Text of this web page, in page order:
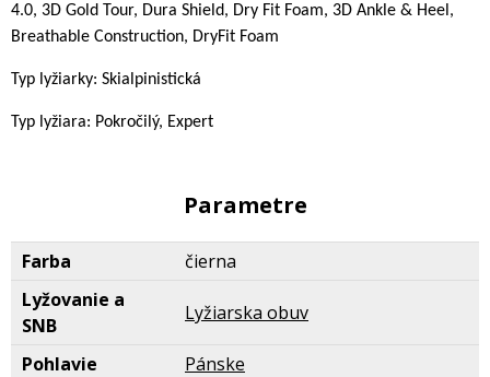
4.0, 3D Gold Tour, Dura Shield, Dry Fit Foam, 3D Ankle & Heel,
Breathable Construction, DryFit Foam
Typ lyžiarky: Skialpinistická
Typ lyžiara: Pokročilý, Expert
Parametre
Farba
čierna
Lyžovanie a
SNB
Lyžiarska obuv
Pohlavie Pánske